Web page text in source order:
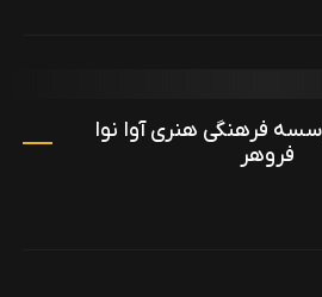
فرهنگی هنری آوا نوا
فروهر